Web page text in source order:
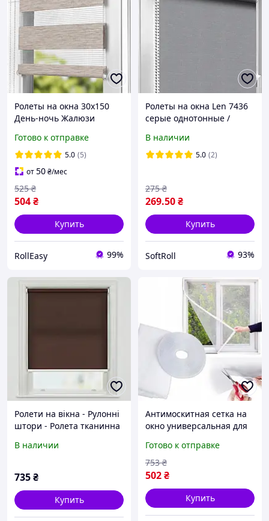
Ролеты на окна 30х150
День-ночь Жалюзи
фиксацией под наклон
Рулонные шторы Ролета
тканевая D-3001 Песочно-
бежевый
Готово к отправке
5.0 (5)
от50₴/мес
504₴
525 ₴
Купить
RollEasy 99%
Ролеты на окна Len 7436
серые однотонные /
32,5х160 см
В наличии
5.0 (2)
269.50₴
275 ₴
Купить
SoftRoll 93%
Ролети на вікна - Рулонні
штори - Ролета тканинна
38x150см
В наличии
735₴
Купить
Антимоскитная сетка на
окно универсальная для
легкая установка и
долговечность FLAME
Готово к отправке
502₴
753 ₴
Купить